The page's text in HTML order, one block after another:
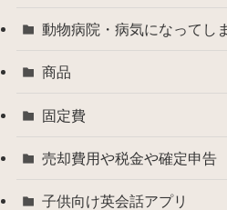
動物病院・病気になってし
商品
固定費
売却費用や税金や確定申告
子供向け英会話アプリ